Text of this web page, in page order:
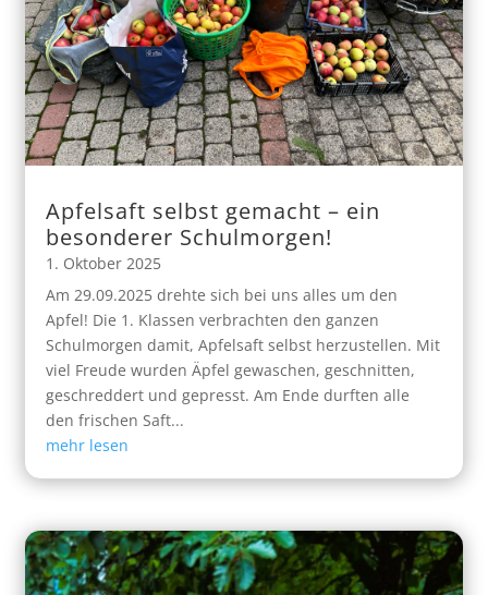
Apfelsaft selbst gemacht – ein
besonderer Schulmorgen!
1. Oktober 2025
Am 29.09.2025 drehte sich bei uns alles um den
Apfel! Die 1. Klassen verbrachten den ganzen
Schulmorgen damit, Apfelsaft selbst herzustellen. Mit
viel Freude wurden Äpfel gewaschen, geschnitten,
geschreddert und gepresst. Am Ende durften alle
den frischen Saft...
mehr lesen